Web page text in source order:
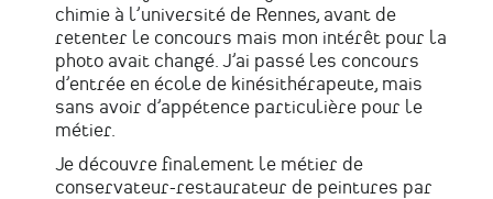
chimie à l’université de Rennes, avant de
retenter le concours mais mon intérêt pour la
photo avait changé. J’ai passé les concours
d’entrée en école de kinésithérapeute, mais
sans avoir d’appétence particulière pour le
métier.
Je découvre finalement le métier de
conservateur-restaurateur de peintures par